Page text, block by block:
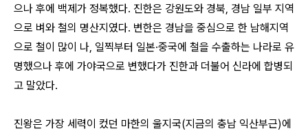
으나 후에 백제가 정복했다. 진한은 강원도와 경북, 경남 일부 지역
으로 벼와 철의 명산지였다. 변한은 경남을 중심으로 한 남해지역
으로 철이 많이 나, 일찍부터 일본·중국에 철을 수출하는 나라로 유
명했으나 후에 가야국으로 변했다가 진한과 더불어 신라에 합병되
고 말았다.
진왕은 가장 세력이 컸던 마한의 울지국(지금의 충남 익산부근)에